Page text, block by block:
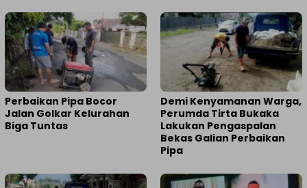
Perbaikan Pipa Bocor
Jalan Golkar Kelurahan
Biga Tuntas
Demi Kenyamanan Warga,
Perumda Tirta Bukaka
Lakukan Pengaspalan
Bekas Galian Perbaikan
Pipa